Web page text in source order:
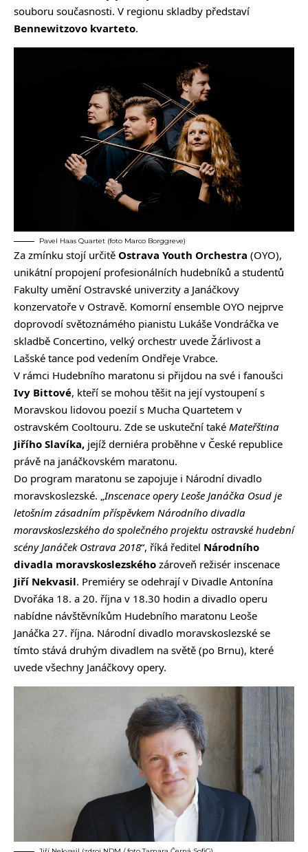
souboru současnosti. V regionu skladby představí
Bennewitzovo kvarteto.
Pavel Haas Quartet (foto Marco Borggreve)
Za zmínku stojí určitě Ostrava Youth Orchestra (OYO),
unikátní propojení profesionálních hudebníků a studentů
Fakulty umění Ostravské univerzity a Janáčkovy
konzervatoře v Ostravě. Komorní ensemble OYO nejprve
doprovodí světoznámého pianistu Lukáše Vondráčka ve
skladbě Concertino, velký orchestr uvede Žárlivost a
Lašské tance pod vedením Ondřeje Vrabce.
V rámci Hudebního maratonu si přijdou na své i fanoušci
Ivy Bittové, kteří se mohou těšit na její vystoupení s
Moravskou lidovou poezií s Mucha Quartetem v
ostravském Cooltouru. Zde se uskuteční také Mateřština
Jiřího Slavíka, jejíž derniéra proběhne v České republice
právě na janáčkovském maratonu.
Do program maratonu se zapojuje i Národní divadlo
moravskoslezské. „ Inscenace opery Leoše Janáčka Osud je
letošním zásadním příspěvkem Národního divadla
moravskoslezského do společného projektu ostravské hudební
scény Janáček Ostrava 2018“, říká ředitel Národního
divadla moravskoslezského zároveň režisér inscenace
Jiří Nekvasil. Premiéry se odehrají v Divadle Antonína
Dvořáka 18. a 20. října v 18.30 hodin a divadlo operu
nabídne návštěvníkům Hudebního maratonu Leoše
Janáčka 27. října. Národní divadlo moravskoslezské se
tímto stává druhým divadlem na světě (po Brnu), které
uvede všechny Janáčkovy opery.